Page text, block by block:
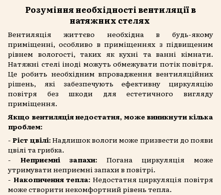
Розуміння необхідності вентиляції в
натяжних стелях
Вентиляція життєво необхідна в будь-якому
приміщенні, особливо в приміщеннях з підвищеним
рівнем вологості, таких як кухні та ванні кімнати.
Натяжні стелі іноді можуть обмежувати потік повітря.
Це робить необхідним впровадження вентиляційних
рішень, які забезпечують ефективну циркуляцію
повітря без шкоди для естетичного вигляду
приміщення.
Якщо вентиляція недостатня, може виникнути кілька
проблем:
- Ріст цвілі:Надлишок вологи може призвести до появи
цвілі та грибка.
- Неприємні запахи: Погана циркуляція може
утримувати неприємні запахи в повітрі.
- Накопичення тепла: Недостатня циркуляція повітря
може створити некомфортний рівень тепла.